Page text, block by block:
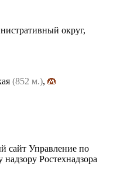
оружия и ядерных
установок и сетей
судоходных
надзора за
самоуправления),
и применения
округ,
(852 м.),
сайт Управление по
Ростехнадзора